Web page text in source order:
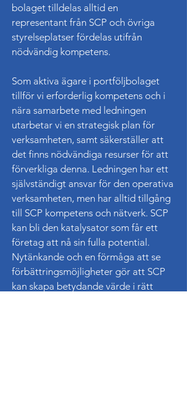
bolaget tilldelas alltid en
representant från SCP och övriga
styrelseplatser fördelas utifrån
nödvändig kompetens.
Som aktiva ägare i portföljbolaget
tillför vi erforderlig kompetens och i
nära samarbete med ledningen
utarbetar vi en strategisk plan för
verksamheten, samt säkerställer att
det finns nödvändiga resurser för att
förverkliga denna. Ledningen har ett
självständigt ansvar för den operativa
verksamheten, men har alltid tillgång
till SCP kompetens och nätverk. SCP
kan bli den katalysator som får ett
företag att nå sin fulla potential.
Nytänkande och en förmåga att se
förbättringsmöjligheter gör att SCP
kan skapa betydande värde i rätt